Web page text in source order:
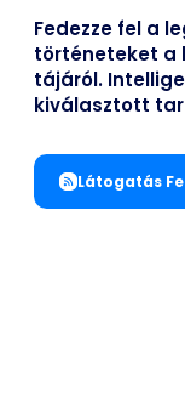
Fedezze fel a
történeteket a
tájáról.
kiválasztott
Látogatás